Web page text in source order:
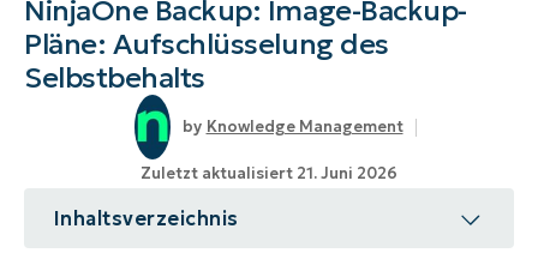
NinjaOne Backup: Image-Backup-
Pläne: Aufschlüsselung des
Selbstbehalts
Knowledge Management
Zuletzt aktualisiert 21. Juni 2026
Inhaltsverzeichnis